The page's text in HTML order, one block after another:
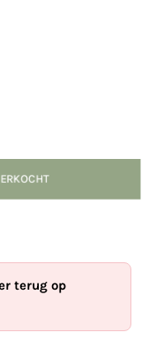
terug op